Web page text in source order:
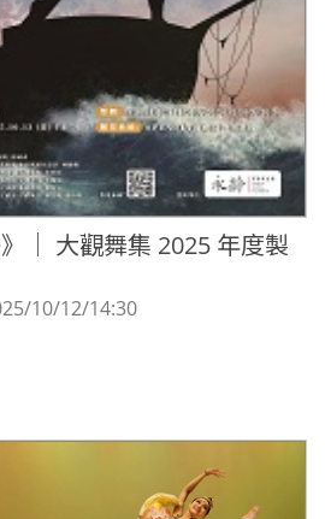
｜ 大觀舞集 2025 年度製
10/12/14:30